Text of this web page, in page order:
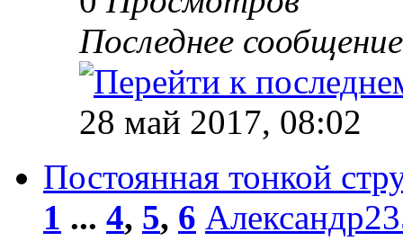
Последнее
28 май 2017, 08:02
Постоянная тонкой
1 ... 4, 5, 6